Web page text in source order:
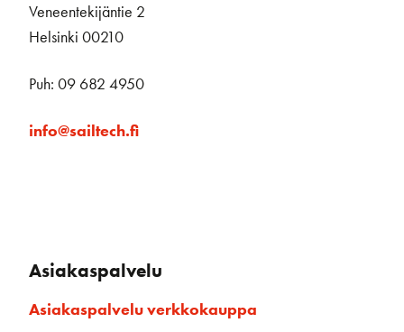
Veneentekijäntie 2
Helsinki 00210
Puh: 09 682 4950
info@sailtech.fi
Asiakaspalvelu
Asiakaspalvelu verkkokauppa